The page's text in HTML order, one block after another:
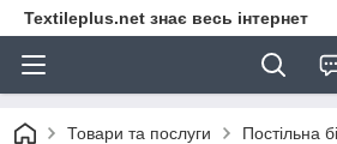
Textileplus.net знає весь інтернет
Товари та послуги Постільна